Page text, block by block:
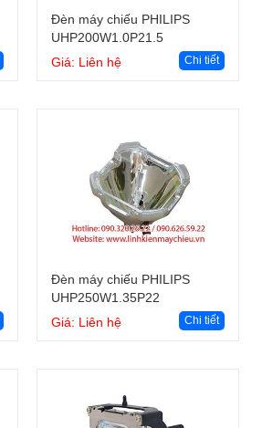
Giỏ hàng
Đèn máy chiếu PHILIPS
UHP200W1.0P21.5
Giá: Liên hệ
Chi tiết
Giỏ hàng
Đèn máy chiếu PHILIPS
UHP250W1.35P22
Giá: Liên hệ
Chi tiết